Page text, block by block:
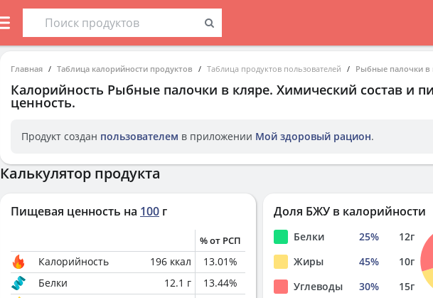
Главная Таблица калорийности продуктов Таблица продуктов пользователей Рыбные палочки в
Калорийность Рыбные палочки в кляре. Химический состав и
ценность.
Продукт создан пользователем в приложении Мой здоровый рацион.
Калькулятор продукта
Пищевая ценность на 100 г
% от РСП
Калорийность 196 ккал 13.01%
Белки
12.1 г 13.44%
Доля БЖУ в калорийности
Белки 25% 12г
Жиры
45% 10г
Углеводы
30% 15г